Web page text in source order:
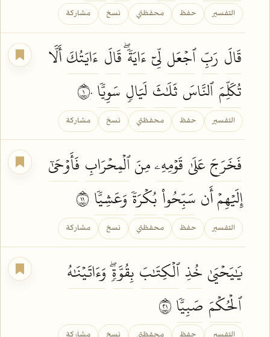
التفسير حفظ محفظتي نسخ مشاركة
قَالَ رَبِّٱجۡعَل لِّيٓ ءَايَةٗۖقَالَ ءَايَتُكَأَلَّا
تُكَلِّمَٱلنَّاسَ ثَلَٰثَ لَيَالٖ سَوِيّٗا
التفسير حفظ محفظتي نسخ مشاركة
فَخَرَجَعَلَىٰ قَوۡمِهِۦمِنَٱلۡمِحۡرَابِ فَأَوۡحَىٰٓ
إِلَيۡهِمۡ أَن سَبِّحُواْ بُكۡرَةٗ وَعَشِيّٗا
التفسير حفظ محفظتي نسخ مشاركة
يَٰيَحۡيَىٰخُذِٱلۡكِتَٰبَ بِقُوَّةٖۖ وَءَاتَيۡنَٰهُ
ٱلۡحُكۡمَ صَبِيّٗا